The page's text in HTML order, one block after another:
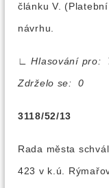
článku V.
návrhu.
∟
Hlasování
Zdrželo se: 0
3118/52/13
Rada města
423 v k.ú.